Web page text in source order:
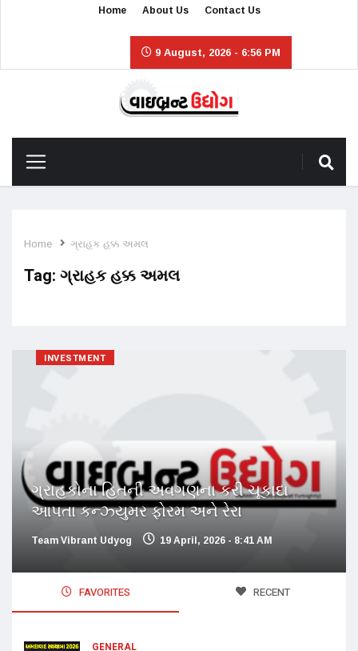
Home About Us Contact Us
9 August, 2026 - 6:56 PM
Home ગ્રાહક હક્ક અમલ
Tag: ગ્રાહક હક્ક અમલ
INVESTMENT
ગ્રાહકોના હિતની અવગણના કરી ચૂકાદા
આપતા કન્ઝ્યુમર ફોરમ અને રેરા
Team Vibrant Udyog 19 April, 2026 - 8:41 AM
FAVORITES RECENT
GENERAL